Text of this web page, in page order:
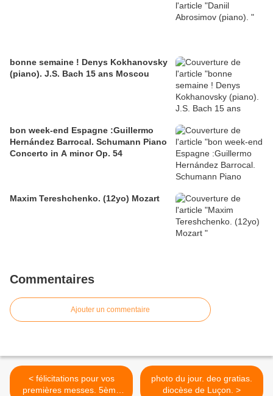
bonne semaine ! Denys Kokhanovsky
(piano). J.S. Bach 15 ans Moscou
bon week-end Espagne :Guillermo
Hernández Barrocal. Schumann Piano
Concerto in A minor Op. 54
Maxim Tereshchenko. (12yo) Mozart
Commentaires
Ajouter un commentaire
< félicitations pour vos
premières messes. 5ème
photo du jour. deo gratias.
diocèse de Luçon. >